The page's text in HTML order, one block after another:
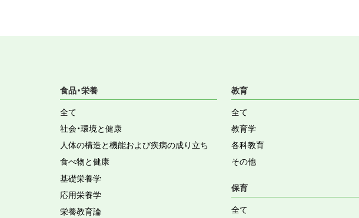
食品・栄養
全て
社会・環境と健康
人体の構造と機能および疾病の成り立ち
食べ物と健康
基礎栄養学
応用栄養学
栄養教育論
教育
全て
教育学
各科教育
その他
保育
全て